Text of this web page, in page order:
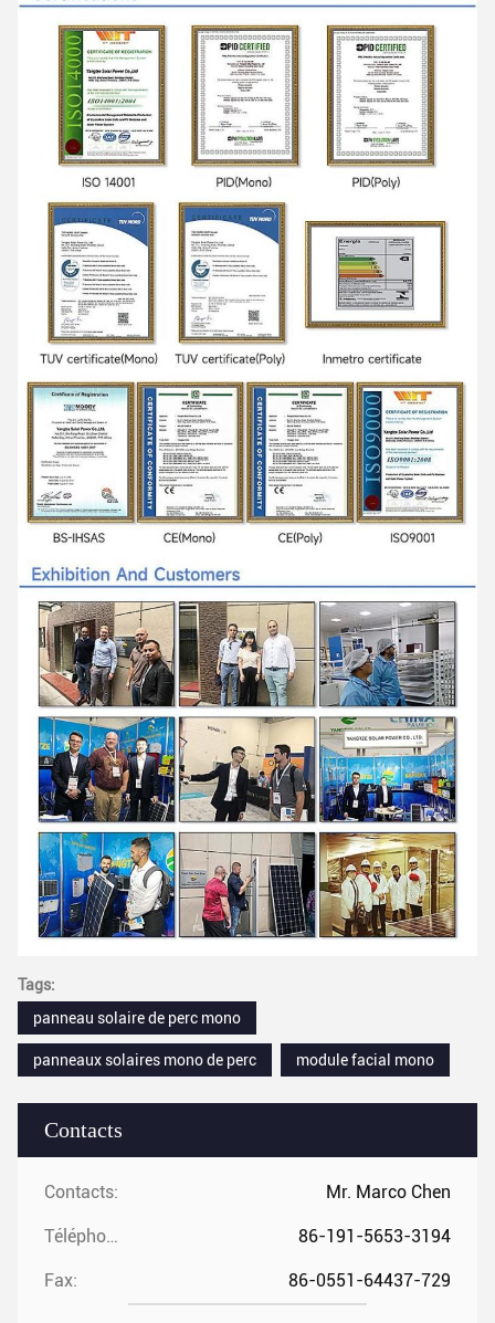
Contacts
Contacts: Mr. Marco Chen
Téléphone: 86-191-5653-3194
Fax: 86-0551-64437-729
Tags:
panneau solaire de perc mono
panneaux solaires mono de perc module facial mono